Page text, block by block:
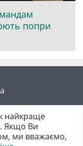
попри
найкраще
Якщо Ви
ми вважаємо,